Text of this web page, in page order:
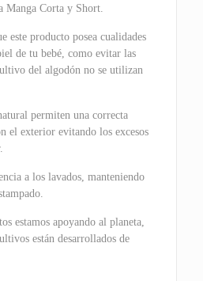
Manga Corta y Short.
este producto posea cualidades
de tu bebé, como evitar las
del algodón no se utilizan
permiten una correcta
el exterior evitando los excesos
a los lavados, manteniendo
estamos apoyando al planeta,
están desarrollados de